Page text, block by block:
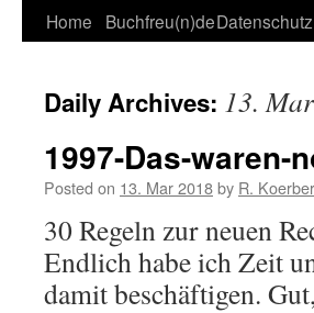
Home Buchfreu(n)deDatenschutz
Daily Archives: 13.
1997-Das-waren-
Posted on 13. Mar 2018by R. Koerber
30 Regeln zur neuen
Endlich habe ich Zeit
damit beschäftigen.